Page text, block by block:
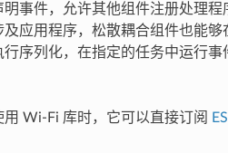
事件，允许其他组件注册处理
应用程序，松散耦合组件也能
序列化，在指定的任务中运行
Wi-Fi 库时，它可以直接订阅